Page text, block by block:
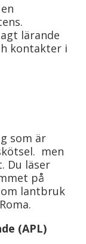
lärande
kontakter i
som är
men
Du läser
på
lantbruk
(APL)